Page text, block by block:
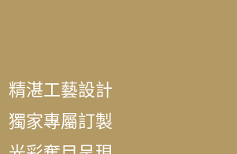
精湛工藝設計
獨家專屬訂製